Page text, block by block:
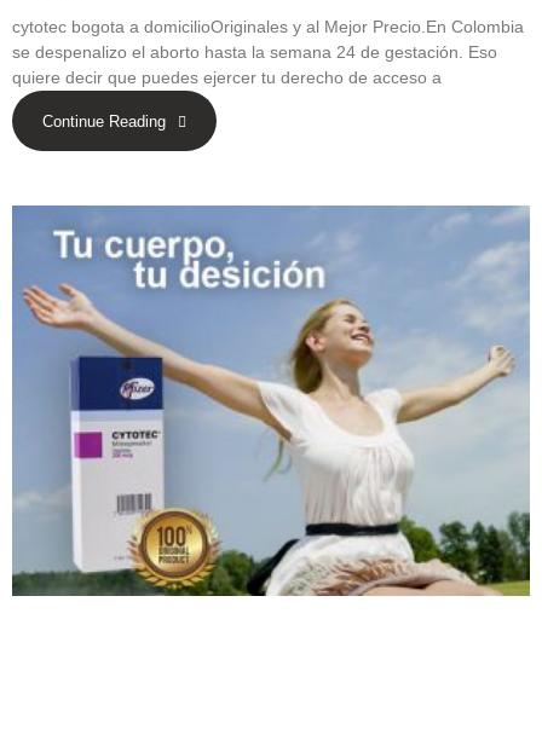
cytotec bogota a domicilioOriginales y al Mejor Precio.En Colombia
se despenalizo el aborto hasta la semana 24 de gestación. Eso
quiere decir que puedes ejercer tu derecho de acceso a
Continue Reading